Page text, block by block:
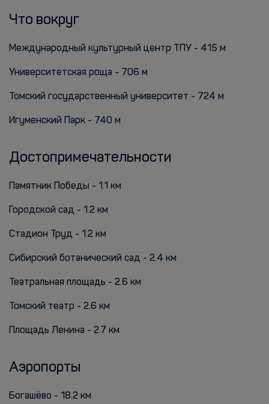
Что вокруг
Международный культурный центр ТПУ - 415 м
Университетская роща - 706 м
Томский государственный университет - 724 м
Игуменский Парк - 740 м
Достопримечательности
Памятник Победы - 1.1 км
Городской сад - 1.2 км
Стадион Труд - 1.2 км
Сибирский ботанический сад - 2.4 км
Театральная площадь - 2.6 км
Томский театр - 2.6 км
Площадь Ленина - 2.7 км
Аэропорты
Богашёво - 18.2 км